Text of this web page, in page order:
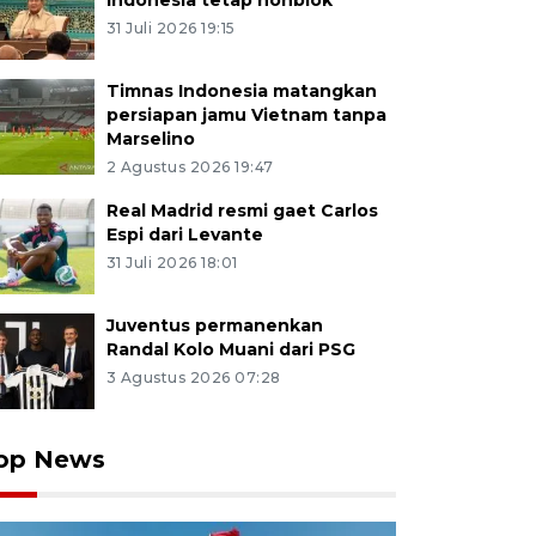
31 Juli 2026 19:15
Timnas Indonesia matangkan
persiapan jamu Vietnam tanpa
Marselino
2 Agustus 2026 19:47
Real Madrid resmi gaet Carlos
Espi dari Levante
31 Juli 2026 18:01
Juventus permanenkan
Randal Kolo Muani dari PSG
3 Agustus 2026 07:28
News